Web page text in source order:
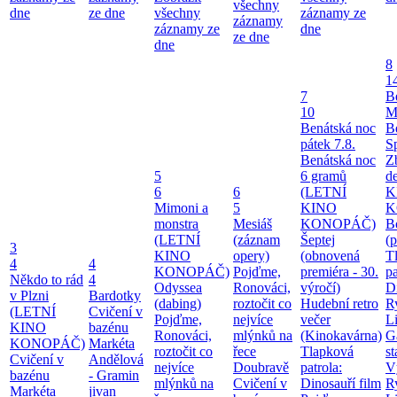
dne
ze dne
všechny
záznamy ze
dne
všechny
záznamy
ze dne
záznamy ze
dne
3
4
Někdo to rád
v Plzni
(LETNÍ
KINO
KONOPÁČ)
Cvičení v
bazénu
Markéta
4
4
Bardotky
Cvičení v
bazénu
Markéta
Andělová
- Gramin
jivan
5
6
Mimoni a
monstra
(LETNÍ
KINO
KONOPÁČ)
Odyssea
(dabing)
Pojďme,
Ronováci,
roztočit co
nejvíce
mlýnků na
6
5
Mesiáš
(záznam
opery)
Pojďme,
Ronováci,
roztočit co
nejvíce
mlýnků na
řece
Doubravě
Cvičení v
7
10
Benátská noc
pátek 7.8.
Benátská noc
6 gramů
(LETNÍ
KINO
KONOPÁČ)
Šeptej
(obnovená
premiéra - 30.
výročí)
Hudební retro
večer
(Kinokavárna)
Tlapková
patrola:
Dinosauří film
8